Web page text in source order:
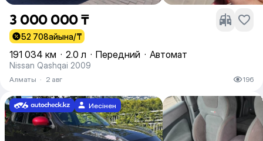
3 000 000 ₸
52 708айына/₸
191 034 км · 2.0 л · Передний · Автомат
Nissan Qashqai 2009
Алматы · 2 авг 196
Иесінен